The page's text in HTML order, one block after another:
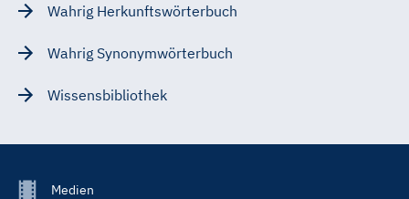
Wahrig Herkunftswörterbuch
Wahrig Synonymwörterbuch
Wissensbibliothek
FooterMedien